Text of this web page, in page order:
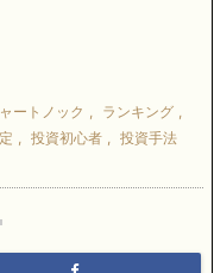
ートノック , ランキング ,
, 投資初心者 , 投資手法